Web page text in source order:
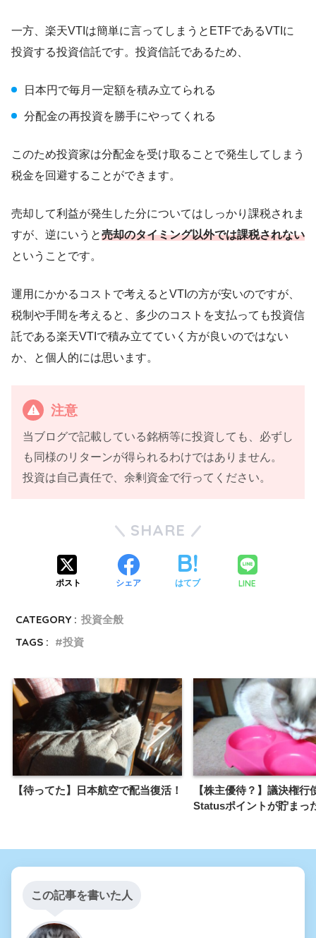
一方、楽天VTIは簡単に言ってしまうとETFであるVTIに
投資する投資信託です。投資信託であるため、
日本円で毎月一定額を積み立てられる
分配金の再投資を勝手にやってくれる
このため投資家は分配金を受け取ることで発生してしまう
税金を回避することができます。
売却して利益が発生した分についてはしっかり課税されま
すが、逆にいうと売却のタイミング以外では課税されない
ということです。
運用にかかるコストで考えるとVTIの方が安いのですが、
税制や手間を考えると、多少のコストを支払っても投資信
託である楽天VTIで積み立てていく方が良いのではない
か、と個人的には思います。
注意
当ブログで記載している銘柄等に投資しても、必ずし
も同様のリターンが得られるわけではありません。
投資は自己責任で、余剰資金で行ってください。
SHARE
ポスト シェア はてブ LINE
CATEGORY : 投資全般
TAGS :
投資
【待ってた】日本航空で配当復活！
【株主優待？】議決権行
Statusポイントが貯まっ
この記事を書いた人